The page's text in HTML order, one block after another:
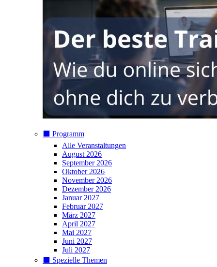
⬛️ Programm
Alle Veranstaltungen
August 2026
September 2026
Oktober 2026
November 2026
Dezember 2026
Januar 2027
Februar 2027
März 2027
April 2027
Mai 2027
Juni 2027
Juli 2027
⬛️ Spezielle Themen